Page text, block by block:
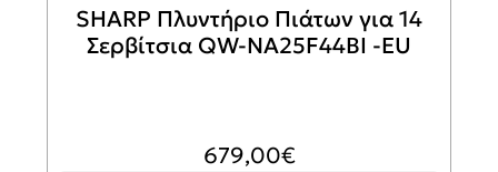
SHARP Πλυντήριο Πιάτων για 14
Σερβίτσια QW-NA25F44BI -EU
679,00€